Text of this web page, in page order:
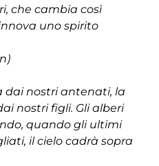
che cambia così
uno spirito
dai nostri antenati, la
nostri figli. Gli alberi
quando gli ultimi
il cielo cadrà sopra